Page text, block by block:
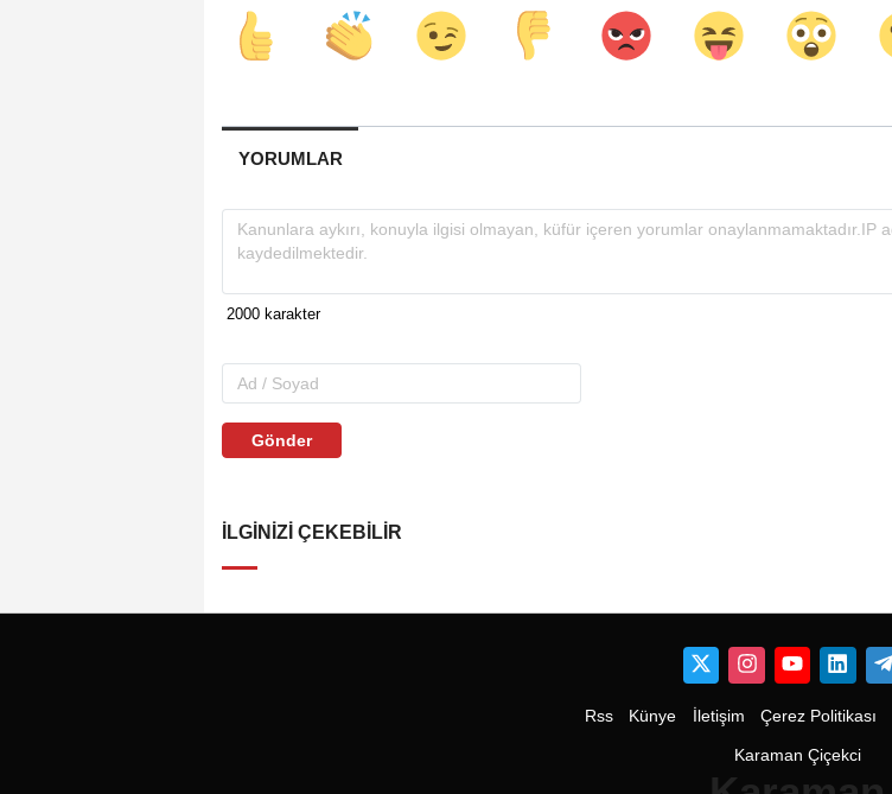
YORUMLAR
Gönder
İLGINIZI ÇEKEBILIR
Rss Künye İletişim Çerez Politikası
Karaman Çiçekci